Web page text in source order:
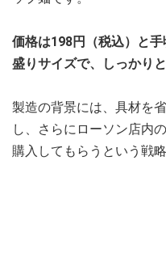
価格は198円（税込）と
盛りサイズで、しっかり
製造の背景には、具材を
し、さらにローソン店内
購入してもらうという戦